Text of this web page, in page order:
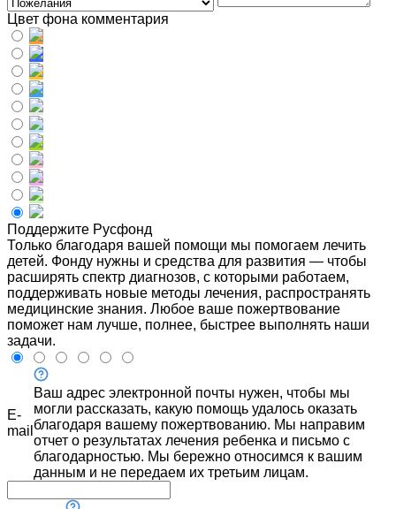
Цвет фона комментария
Поддержите Русфонд
Только благодаря вашей помощи мы помогаем лечить
детей. Фонду нужны и средства для развития — чтобы
расширять спектр диагнозов, с которыми работаем,
поддерживать новые методы лечения, распространять
медицинские знания. Любое ваше пожертвование
поможет нам лучше, полнее, быстрее выполнять наши
задачи.
E-
mail
Ваш адрес электронной почты нужен, чтобы мы
могли рассказать, какую помощь удалось оказать
благодаря вашему пожертвованию. Мы направим
отчет о результатах лечения ребенка и письмо с
благодарностью. Мы бережно относимся к вашим
данным и не передаем их третьим лицам.